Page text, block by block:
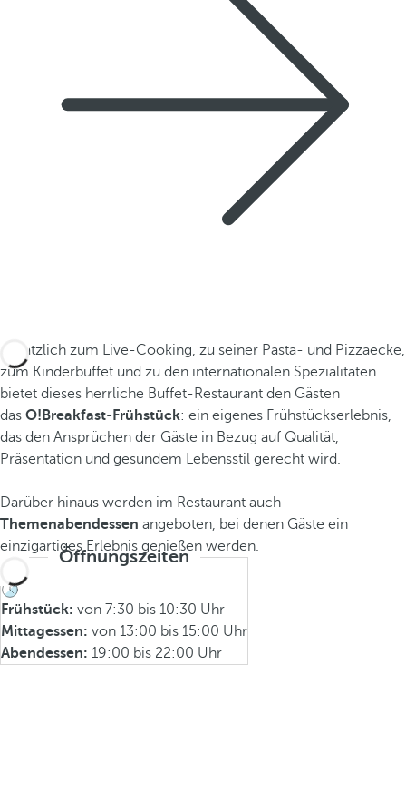
Zusätzlich zum Live-Cooking, zu seiner Pasta- und Pizzaecke,
zum Kinderbuffet und zu den internationalen Spezialitäten
bietet dieses herrliche Buffet-Restaurant den Gästen
das O!Breakfast-Frühstück: ein eigenes Frühstückserlebnis,
das den Ansprüchen der Gäste in Bezug auf Qualität,
Präsentation und gesundem Lebensstil gerecht wird.
Darüber hinaus werden im Restaurant auch
Themenabendessen angeboten, bei denen Gäste ein
einzigartiges Erlebnis genießen werden.
Öffnungszeiten
Frühstück: von 7:30 bis 10:30 Uhr
Mittagessen: von 13:00 bis 15:00 Uhr
Abendessen: 19:00 bis 22:00 Uhr